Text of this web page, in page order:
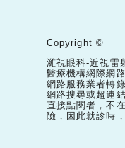
Copyright ©
濰視眼科-近視
醫療機構網際網
網路服務業者轉
網路搜尋或超連
直接點閱者，不
險，因此就診時